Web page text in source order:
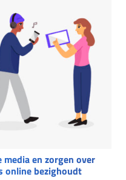
en zorgen over
online bezighoudt